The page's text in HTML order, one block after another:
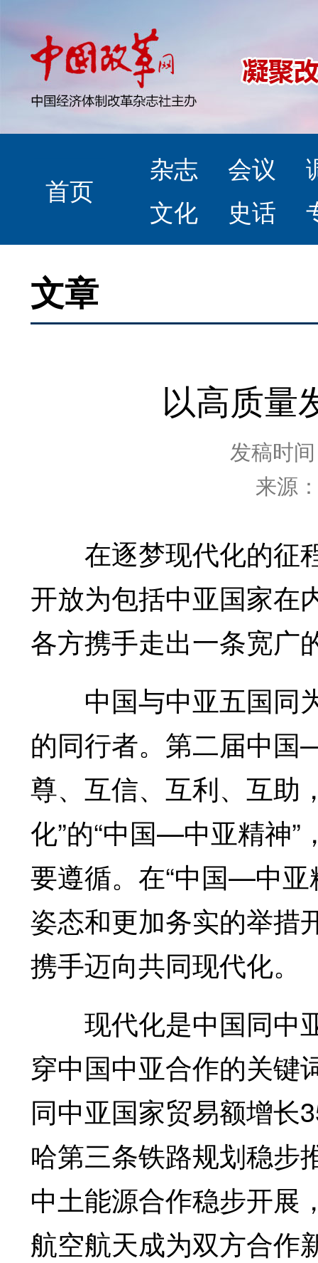
首页
杂志 会议
文化
史话
文章
以高质量
发稿时
来源
在逐梦现代化的征
开放为包括中亚国家在
各方携手走出一条宽广
中国与中亚五国同
的同行者。第二届中国
尊、互信、互利、互助
化”的“中国—中亚精神
要遵循。在“中国—中亚
姿态和更加务实的举措
携手迈向共同现代化。
现代化是中国同中亚
穿中国中亚合作的关
同中亚国家贸易额增长
哈第三条铁路规划稳步
中土能源合作稳步开展
航空航天成为双方合